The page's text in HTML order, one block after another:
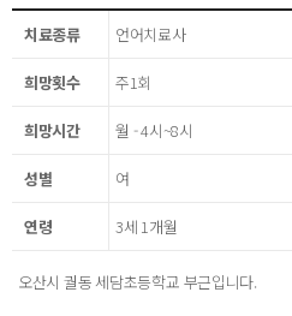
치료종류 언어치료사
희망횟수 주1회
희망시간 월 - 4시~8시
성별 여
연령 3세 1개월
오산시 궐동 세담초등학교 부근입니다.